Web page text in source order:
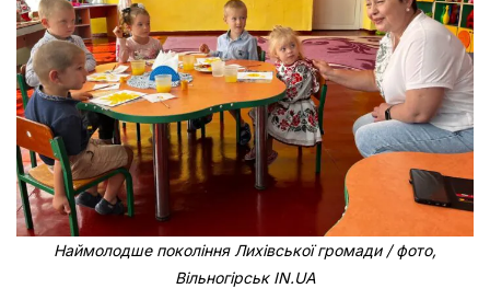
Наймолодше покоління Лихівської громади / фото,
Вільногірськ IN.UA